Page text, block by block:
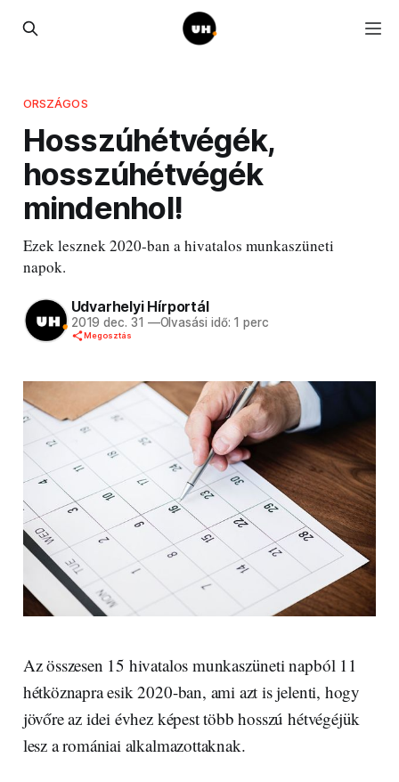
ORSZÁGOS
Hosszúhétvégék,
hosszúhétvégék
mindenhol!
Ezek lesznek 2020-ban a hivatalos munkaszüneti
napok.
Udvarhelyi Hírportál
2019 dec. 31 —Olvasási idő: 1 perc
Megosztás
Az összesen 15 hivatalos munkaszüneti napból 11
hétköznapra esik 2020-ban, ami azt is jelenti, hogy
jövőre az idei évhez képest több hosszú hétvégéjük
lesz a romániai alkalmazottaknak.